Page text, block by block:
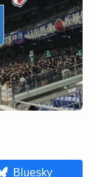
Bluesky